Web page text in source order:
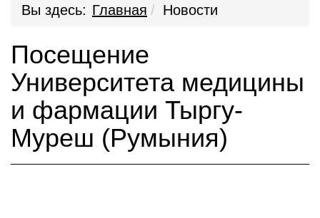
Вы здесь: Главная Новости
Посещение
Университета медицины
и фармации Тыргу-
Муреш (Румыния)